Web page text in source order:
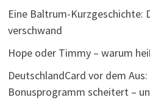
Eine Baltrum-Kurzgeschichte:
verschwand
Hope oder Timmy – warum
DeutschlandCard vor dem
Bonusprogramm scheitert –